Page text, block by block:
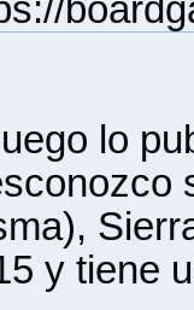
lo
y tiene